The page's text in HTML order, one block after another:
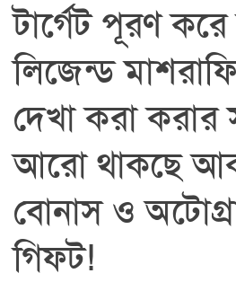
টার্গেট পূরণ
লিজেন্ড
দেখা করা
আরো থাকছে
বোনাস ও
গিফট!